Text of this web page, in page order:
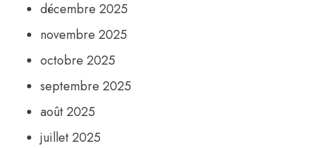
décembre 2025
novembre 2025
octobre 2025
septembre 2025
août 2025
juillet 2025